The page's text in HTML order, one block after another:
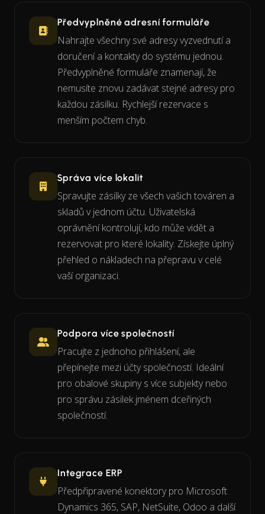
Předvyplněné adresní formuláře
Nahrajte všechny své adresy vyzvednutí a
doručení a kontakty do systému jednou.
Předvyplněné formuláře znamenají, že
nemusíte znovu zadávat stejné adresy pro
každou zásilku. Rychlejší rezervace s
menším počtem chyb.
Správa více lokalit
Spravujte zásilky ze všech vašich továren a
skladů v jednom účtu. Uživatelská
oprávnění kontrolují, kdo může vidět a
rezervovat pro které lokality. Získejte úplný
přehled o nákladech na přepravu v celé
vaší organizaci.
Podpora více společností
Pracujte z jednoho přihlášení, ale
přepínejte mezi účty společností. Ideální
pro obalové skupiny s více subjekty nebo
pro správu zásilek jménem dceřiných
společností.
Integrace ERP
Předpřipravené konektory pro Microsoft
Dynamics 365, SAP, NetSuite, Odoo a další